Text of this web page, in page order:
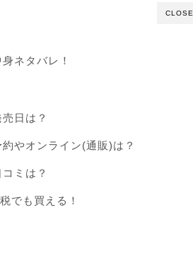
CLOSE
ネタバレ！
日は？
やオンライン(通販)は？
ミは？
でも買える！